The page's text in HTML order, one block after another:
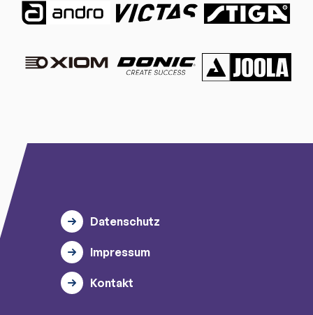
Datenschutz
Impressum
Kontakt